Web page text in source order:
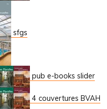
sfgs
pub e-books slider
4 couvertures BVAH